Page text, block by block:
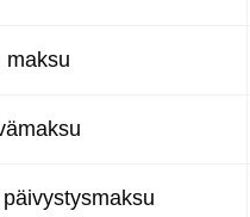
mak­su